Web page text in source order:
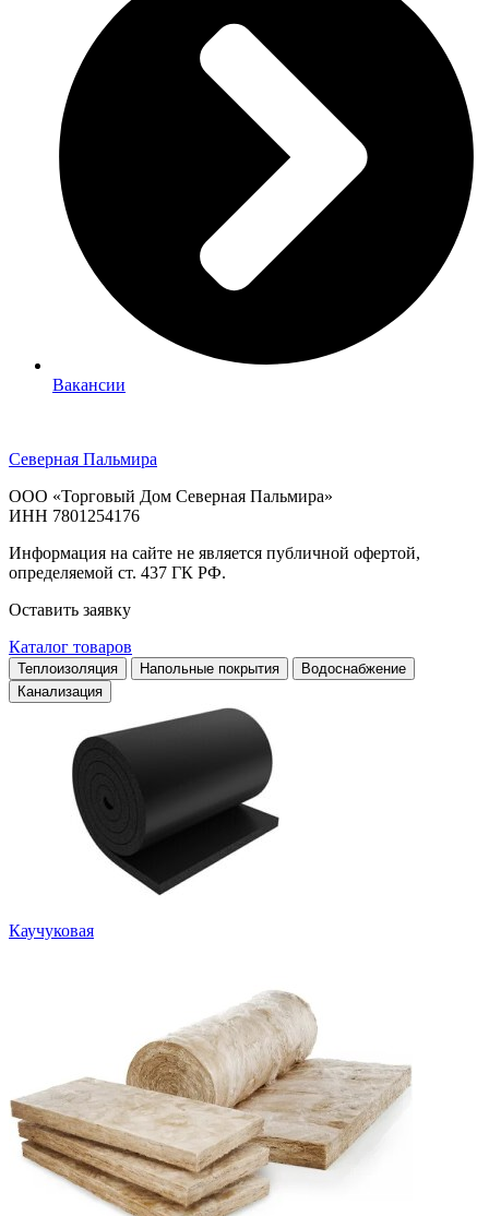
Вакансии
Северная Пальмира
ООО «Торговый Дом Северная Пальмира»
ИНН 7801254176
Информация на сайте не является публичной офертой,
определяемой ст. 437 ГК РФ.
Оставить заявку
Каталог товаров
Теплоизоляция Напольные покрытия
Водоснабжение
Канализация
Каучуковая